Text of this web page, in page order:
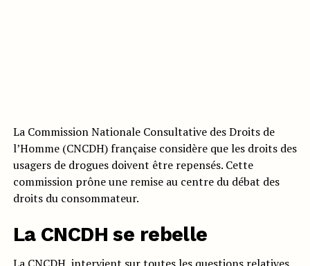
La Commission Nationale Consultative des Droits de
l’Homme (CNCDH) française considère que les droits des
usagers de drogues doivent être repensés. Cette
commission prône une remise au centre du débat des
droits du consommateur.
La CNCDH se rebelle